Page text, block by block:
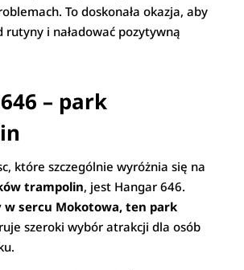
To doskonała okazja, aby
rutyny i naładować pozytywną
– park
które szczególnie wyróżnia się na
trampolin, jest Hangar 646.
w sercu Mokotowa, ten park
szeroki wybór atrakcji dla osób